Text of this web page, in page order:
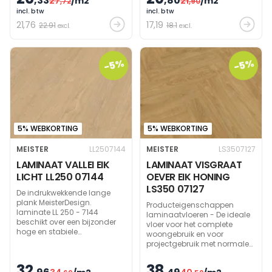
incl. btw
21,76 22.91 excl.
incl. btw
17,19 18.1 excl.
-5%
5% WEBKORTING
MEISTER
LL2507144
LAMINAAT VALLEI EIK
LICHT LL250 07144
De indrukwekkende lange
plank MeisterDesign.
laminate LL 250 - 7144
beschikt over een bijzonder
hoge en stabiele
-5%
5% WEBKORTING
MEISTER
LS3507127
LAMINAAT VISGRAAT
OEVER EIK HONING
LS350 07127
Producteigenschappen
laminaatvloeren - De ideale
vloer voor het complete
woongebruik en voor
projectgebruik met normale
wachtkamers, boetieks. Voor